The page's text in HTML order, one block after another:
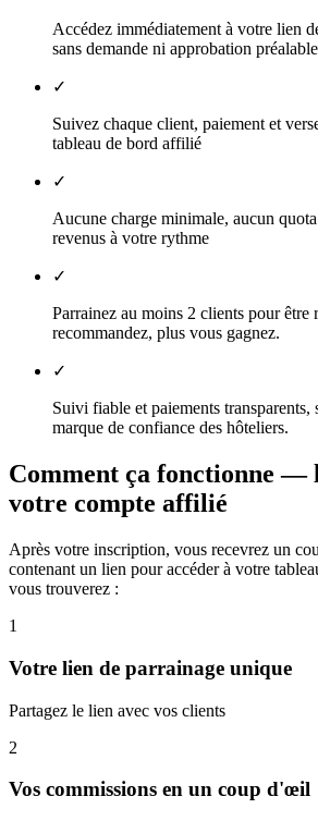
Accédez immédiatement à votre lien
sans demande ni approbation préalable
✓
Suivez chaque client, paiement et
tableau de bord affilié
✓
Aucune charge minimale, aucun
revenus à votre rythme
✓
Parrainez au moins 2 clients pour être
recommandez, plus vous gagnez.
✓
Suivi fiable et paiements transparents,
marque de confiance des hôteliers.
Comment ça fonctionne —
votre compte affilié
Après votre inscription, vous recevrez un
contenant un lien pour accéder à votre
vous trouverez :
1
Votre lien de parrainage unique
Partagez le lien avec vos clients
2
Vos commissions en un coup d'œil